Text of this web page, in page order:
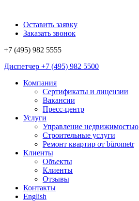
Оставить заявку
Заказать звонок
+7 (495) 982 5555
Диспетчер +7 (495) 982 5500
Компания
Сертификаты и лицензии
Вакансии
Пресс-центр
Услуги
Управление недвижимостью
Строительные услуги
Ремонт квартир от bürometr
Клиенты
Объекты
Клиенты
Отзывы
Контакты
English